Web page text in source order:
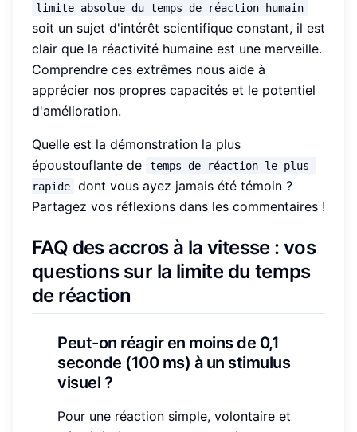
limite absolue du temps de réaction humain
soit un sujet d'intérêt scientifique constant, il est
clair que la réactivité humaine est une merveille.
Comprendre ces extrêmes nous aide à
apprécier nos propres capacités et le potentiel
d'amélioration.
Quelle est la démonstration la plus
époustouflante de
temps de réaction le plus
rapide
dont vous ayez jamais été témoin ?
Partagez vos réflexions dans les commentaires !
FAQ des accros à la vitesse : vos
questions sur la limite du temps
de réaction
Peut-on réagir en moins de 0,1
seconde (100 ms) à un stimulus
visuel ?
Pour une réaction simple, volontaire et